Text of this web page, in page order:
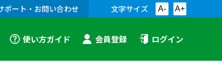
ポート・お問い合わせ 文字サイズ A- A+
使い方ガイド 会員登録 ログイン